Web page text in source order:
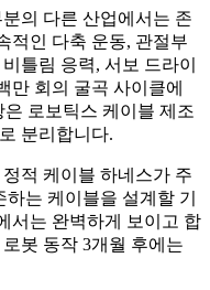
의 다른 산업에서는 존
적인 다축 운동, 관절부
틀림 응력, 서보 드라이
만 회의 굴곡 사이클에
로보틱스 케이블 제조
분리합니다.
적 케이블 하네스가 주
는 케이블을 설계할 기
서는 완벽하게 보이고 합
봇 동작 3개월 후에는